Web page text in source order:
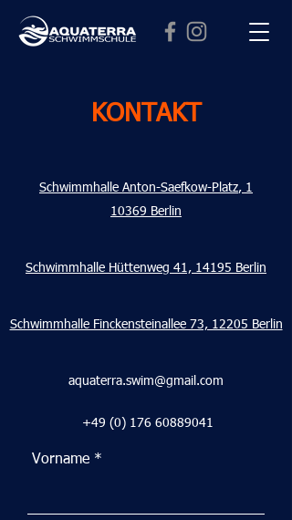
KONTAKT
Schwimmhalle Anton-Saefkow-Platz, 1
10369 Berlin
Schwimmhalle Hüttenweg 41, 14195 Berlin
Schwimmhalle Finckensteinallee 73, 12205 Berlin
aquaterra.swim@gmail.com
+49 (0) 176 60889041
Vorname